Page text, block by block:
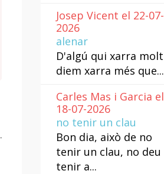
Josep Vicent el 22-07-
2026
alenar
D'algú qui xarra molt
diem xarra més que...
Carles Mas i Garcia el
18-07-2026
no tenir un clau
Bon dia, això de no
tenir un clau, no deu
tenir a...